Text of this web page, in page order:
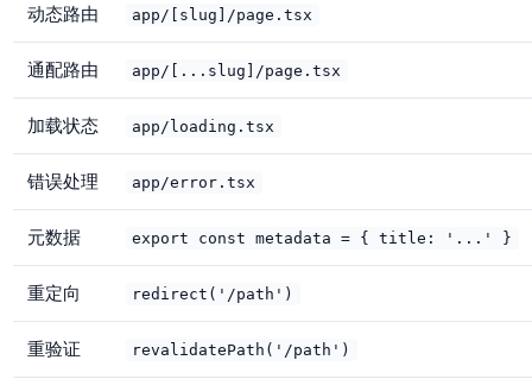
动态路由 app/[slug]/page.tsx
通配路由 app/[...slug]/page.tsx
加载状态 app/loading.tsx
错误处理 app/error.tsx
元数据 export const metadata = { title: '...' }
重定向 redirect('/path')
重验证 revalidatePath('/path')